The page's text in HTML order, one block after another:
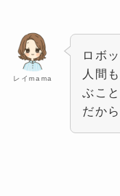
レイmama
ロボ
人間
ぶこ
だか